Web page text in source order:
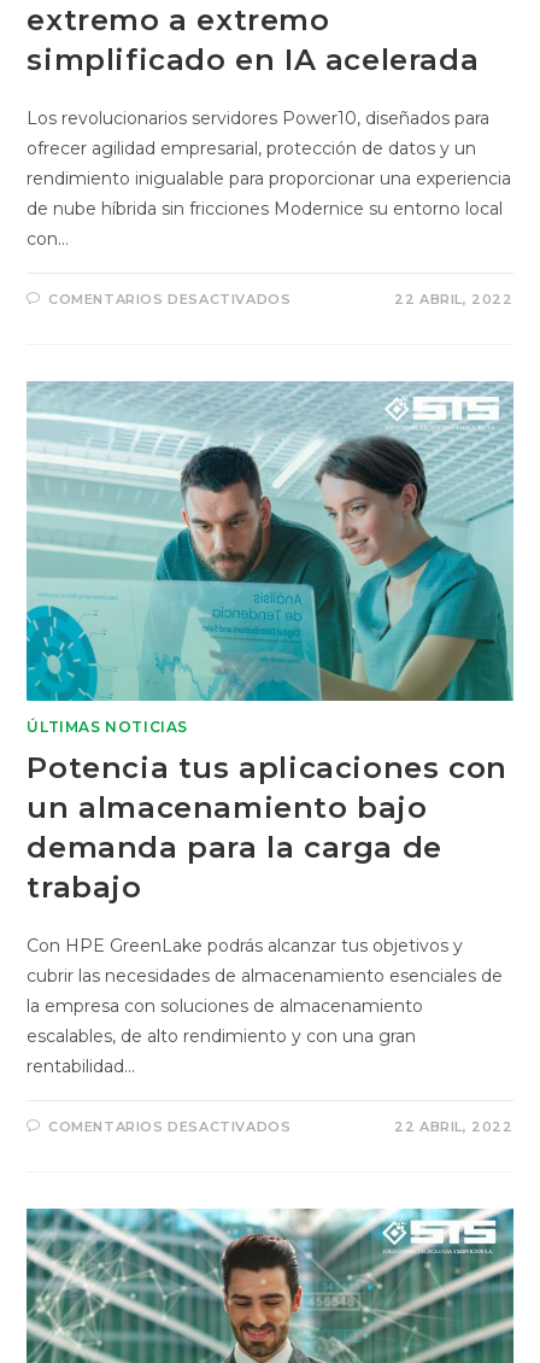
extremo a extremo
simplificado en IA acelerada
Los revolucionarios servidores Power10, diseñados para
ofrecer agilidad empresarial, protección de datos y un
rendimiento inigualable para proporcionar una experiencia
de nube híbrida sin fricciones Modernice su entorno local
con…
COMENTARIOS DESACTIVADOS 22 ABRIL, 2022
ÚLTIMAS NOTICIAS
Potencia tus aplicaciones con
un almacenamiento bajo
demanda para la carga de
trabajo
Con HPE GreenLake podrás alcanzar tus objetivos y
cubrir las necesidades de almacenamiento esenciales de
la empresa con soluciones de almacenamiento
escalables, de alto rendimiento y con una gran
rentabilidad…
COMENTARIOS DESACTIVADOS 22 ABRIL, 2022